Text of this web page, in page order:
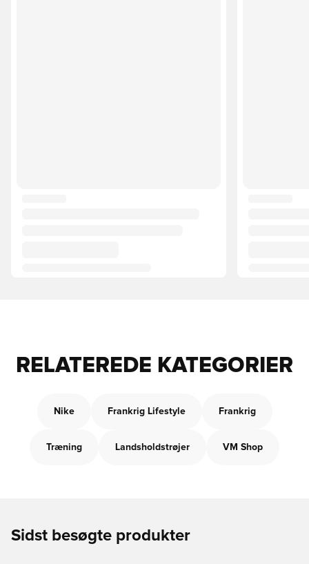
RELATEREDE KATEGORIER
Nike Frankrig Lifestyle Frankrig
Træning Landsholdstrøjer VM Shop
Sidst besøgte produkter